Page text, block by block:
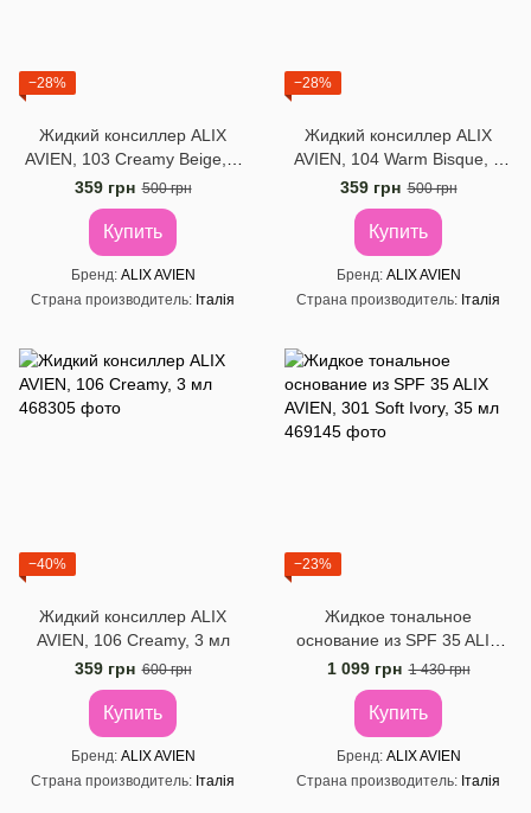
−28%
Жидкий консиллер ALIX
AVIEN, 103 Creamy Beige, 3
мл
359 грн 500 грн
Купить
Бренд ALIX AVIEN
Страна производитель
Італія
−28%
Жидкий консиллер ALIX
AVIEN, 104 Warm Bisque, 3
мл
359 грн 500 грн
Купить
Бренд ALIX AVIEN
Страна производитель
Італія
−40%
Жидкий консиллер ALIX
AVIEN, 106 Creamy, 3 мл
359 грн 600 грн
Купить
Бренд ALIX AVIEN
Страна производитель
Італія
−23%
Жидкое тональное
основание из SPF 35 ALIX
AVIEN, 301 Soft Ivory, 35 мл
1 099 грн 1 430 грн
Купить
Бренд ALIX AVIEN
Страна производитель
Італія